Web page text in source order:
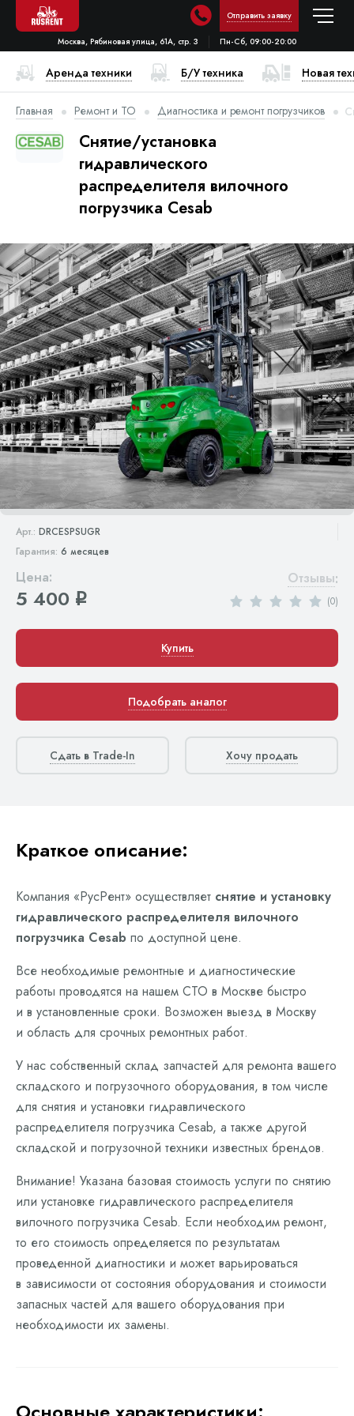
Отправить заявку
Москва, Рябиновая улица, 61А, стр. 3 Пн-Сб, 09:00-20:00
Аренда техники Б/У техника Новая
Главная Ремонт и ТО Диагностика и ремонт погрузчиков
Снятие/установка
гидравлического
распределителя вилочного
погрузчика Cesab
Арт.: DRCESPSUGR
Гарантия: 6 месяцев
Цена:
5 400 q
Отзывы:
(0)
Купить
Подобрать аналог
Сдать в Trade-In Хочу продать
Краткое описание:
Компания «РусРент» осуществляет снятие и установку
гидравлического распределителя вилочного
погрузчика Cesab по доступной цене.
Все необходимые ремонтные и диагностические
работы проводятся на нашем СТО в Москве быстро
и в установленные сроки. Возможен выезд в Москву
и область для срочных ремонтных работ.
У нас собственный склад запчастей для ремонта вашего
складского и погрузочного оборудования, в том числе
для снятия и установки гидравлического
распределителя погрузчика Cesab, а также другой
складской и погрузочной техники известных брендов.
Внимание! Указана базовая стоимость услуги по снятию
или установке гидравлического распределителя
вилочного погрузчика Cesab. Если необходим ремонт,
то его стоимость определяется по результатам
проведенной диагностики и может варьироваться
в зависимости от состояния оборудования и стоимости
запасных частей для вашего оборудования при
необходимости их замены.